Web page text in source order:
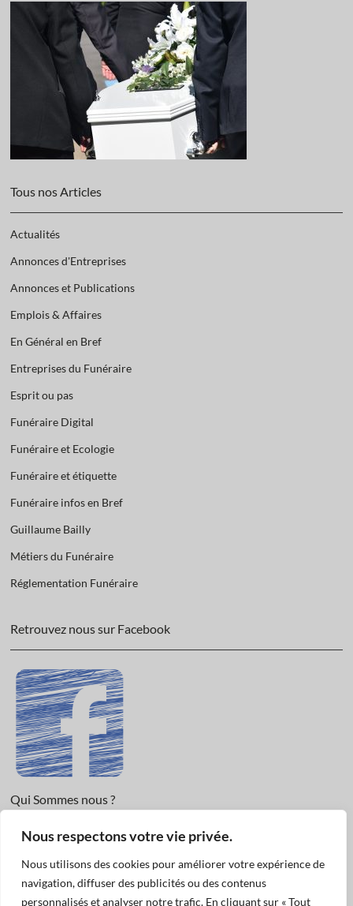
Nous respectons votre vie privée.
Nous utilisons des cookies pour améliorer votre expérience de
navigation, diffuser des publicités ou des contenus
personnalisés et analyser notre trafic. En cliquant sur « Tout
Tous nos Articles
Actualités
Annonces d'Entreprises
Annonces et Publications
Emplois & Affaires
En Général en Bref
Entreprises du Funéraire
Esprit ou pas
Funéraire Digital
Funéraire et Ecologie
Funéraire et étiquette
Funéraire infos en Bref
Guillaume Bailly
Métiers du Funéraire
Réglementation Funéraire
Retrouvez nous sur Facebook
Qui Sommes nous ?
Informations légales et Protection des données.
Nous Contacter